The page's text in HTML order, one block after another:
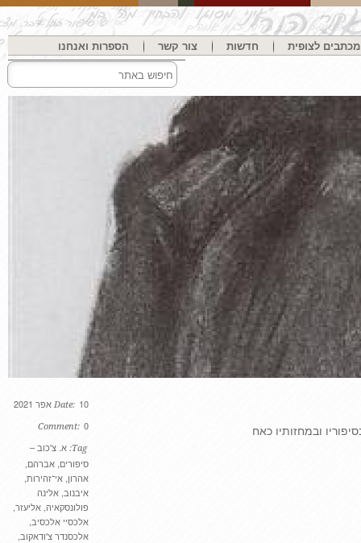
לצופית חדשות צור קשר הספרות ואנחנו
Date:
Comment:
א. צ'כוב –
סיפורים,אברהם,
אהרון,אי־זהירות,
איבנוב,אלינה
פולונסקאיה,אליעזר,
אלכסיי אלכסיב,
אלכסנדר צ'ודאקוב,
ובמחזותיו כאח